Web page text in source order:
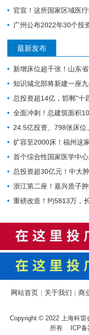
官宣！这所国家区域医
广州公布2022年30个投资过亿的重点医
最新发布
新增床位超千张！山东省第二人民医
知识城北部将新建一座
总投资超14亿，邯郸"十四五"
全面冲刺！总建筑面积10万平方米，华北
24.5亿投资、798张床位、71亩
扩容至2000床！福州这家三甲医院
首个综合性国家医学中心
总投资超30亿元！中大肿瘤防
浙江第二座！嘉兴质子肿瘤医院
重磅改造！约5813万，
网站首页 关于我们 商
Copyright © 2022 上海科雷
所有 ICP备